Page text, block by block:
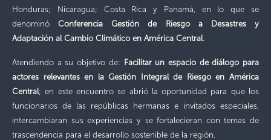
Honduras; Nicaragua; Costa Rica y Panamá, en lo que se
denominóConferencia Gestión de Riesgo a Desastres y
Adaptación al Cambio Climático en América Central.
Atendiendo a su objetivo de: Facilitar un espacio de diálogo para
actores relevantes en la Gestión Integral de Riesgo en América
Central; en este encuentro se abrió la oportunidad para que los
funcionarios de las repúblicas hermanas e invitados especiales,
intercambiaran sus experiencias y se fortalecieran con temas de
trascendencia para el desarrollo sostenible de la región.